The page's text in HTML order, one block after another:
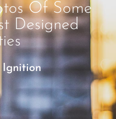
Of Some
Designed
Ignition